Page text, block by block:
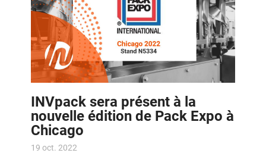
INVpack sera présent à la
nouvelle édition de Pack Expo à
Chicago
19 oct. 2022